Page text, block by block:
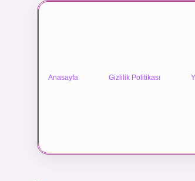
Anasayfa Gizlilik Politikası